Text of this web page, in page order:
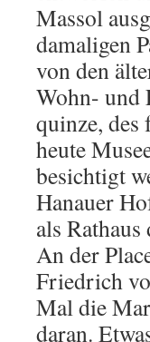
Massol
damaligen
von den
Wohn- und
quinze, des
heute
besichtigt
Hanauer
als
An der
Friedrich
Mal die
daran.